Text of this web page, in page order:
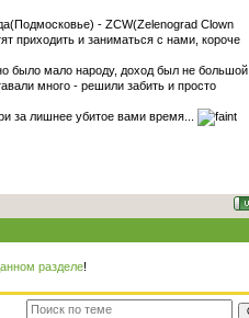
- ZCW(Zelenograd Clown
приходить и заниматься с нами, короче
было мало народу, доход был не большой,
много - решили забить и просто
за лишнее убитое вами время...
разделе!